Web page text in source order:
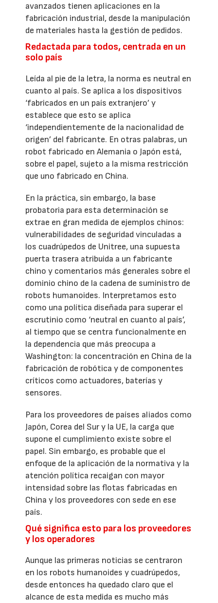
avanzados tienen aplicaciones en la
fabricación industrial, desde la manipulación
de materiales hasta la gestión de pedidos.
Redactada para todos, centrada en un
solo país
Leída al pie de la letra, la norma es neutral en
cuanto al país. Se aplica a los dispositivos
‘fabricados en un país extranjero’ y
establece que esto se aplica
‘independientemente de la nacionalidad de
origen’ del fabricante. En otras palabras, un
robot fabricado en Alemania o Japón está,
sobre el papel, sujeto a la misma restricción
que uno fabricado en China.
En la práctica, sin embargo, la base
probatoria para esta determinación se
extrae en gran medida de ejemplos chinos:
vulnerabilidades de seguridad vinculadas a
los cuadrúpedos de Unitree, una supuesta
puerta trasera atribuida a un fabricante
chino y comentarios más generales sobre el
dominio chino de la cadena de suministro de
robots humanoides. Interpretamos esto
como una política diseñada para superar el
escrutinio como ‘neutral en cuanto al país’,
al tiempo que se centra funcionalmente en
la dependencia que más preocupa a
Washington: la concentración en China de la
fabricación de robótica y de componentes
críticos como actuadores, baterías y
sensores.
Para los proveedores de países aliados como
Japón, Corea del Sur y la UE, la carga que
supone el cumplimiento existe sobre el
papel. Sin embargo, es probable que el
enfoque de la aplicación de la normativa y la
atención política recaigan con mayor
intensidad sobre las flotas fabricadas en
China y los proveedores con sede en ese
país.
Qué significa esto para los proveedores
y los operadores
Aunque las primeras noticias se centraron
en los robots humanoides y cuadrúpedos,
desde entonces ha quedado claro que el
alcance de esta medida es mucho más